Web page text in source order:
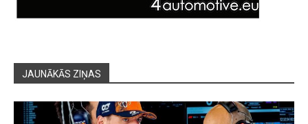
JAUNĀKĀS ZIŅAS